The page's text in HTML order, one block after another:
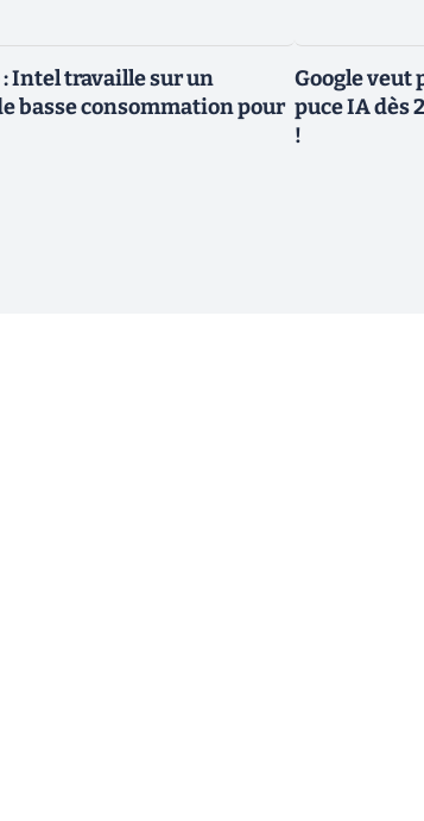
Intel travaille sur un
basse consommation pour
Google veut
puce IA dès
!